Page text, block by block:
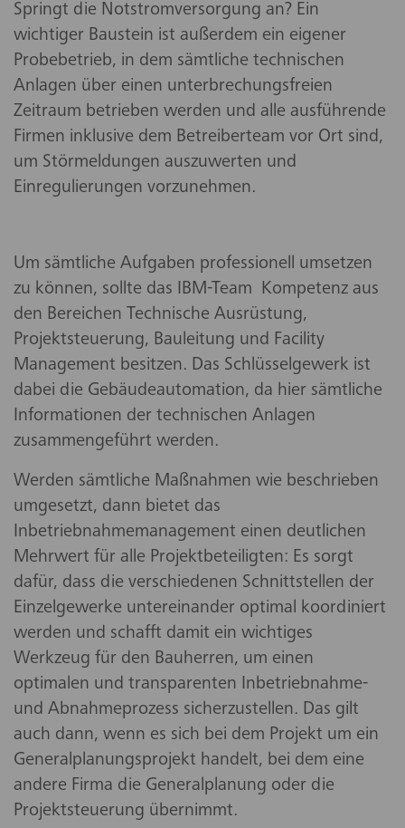
Springt die Notstromversorgung an? Ein
wichtiger Baustein ist außerdem ein eigener
Probebetrieb, in dem sämtliche technischen
Anlagen über einen unterbrechungsfreien
Zeitraum betrieben werden und alle ausführende
Firmen inklusive dem Betreiberteam vor Ort sind,
um Störmeldungen auszuwerten und
Einregulierungen vorzunehmen.
Um sämtliche Aufgaben professionell umsetzen
zu können, sollte das IBM-Team Kompetenz aus
den Bereichen Technische Ausrüstung,
Projektsteuerung, Bauleitung und Facility
Management besitzen. Das Schlüsselgewerk ist
dabei die Gebäudeautomation, da hier sämtliche
Informationen der technischen Anlagen
zusammengeführt werden.
Werden sämtliche Maßnahmen wie beschrieben
umgesetzt, dann bietet das
Inbetriebnahmemanagement einen deutlichen
Mehrwert für alle Projektbeteiligten: Es sorgt
dafür, dass die verschiedenen Schnittstellen der
Einzelgewerke untereinander optimal koordiniert
werden und schafft damit ein wichtiges
Werkzeug für den Bauherren, um einen
optimalen und transparenten Inbetriebnahme-
und Abnahmeprozess sicherzustellen. Das gilt
auch dann, wenn es sich bei dem Projekt um ein
Generalplanungsprojekt handelt, bei dem eine
andere Firma die Generalplanung oder die
Projektsteuerung übernimmt.